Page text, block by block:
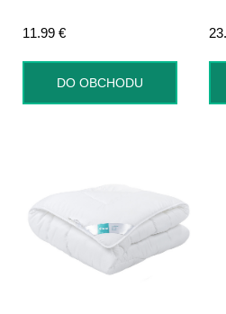
11.99 €
DO OBCHODU